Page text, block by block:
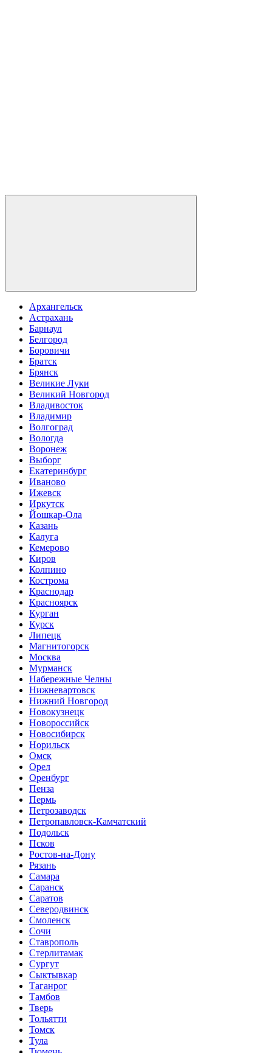
Архангельск
Астрахань
Барнаул
Белгород
Боровичи
Братск
Брянск
Великие Луки
Великий Новгород
Владивосток
Владимир
Волгоград
Вологда
Воронеж
Выборг
Екатеринбург
Иваново
Ижевск
Иркутск
Йошкар-Ола
Казань
Калуга
Кемерово
Киров
Колпино
Кострома
Краснодар
Красноярск
Курган
Курск
Липецк
Магнитогорск
Москва
Мурманск
Набережные Челны
Нижневартовск
Нижний Новгород
Новокузнецк
Новороссийск
Новосибирск
Норильск
Омск
Орел
Оренбург
Пенза
Пермь
Петрозаводск
Петропавловск-Камчатский
Подольск
Псков
Ростов-на-Дону
Рязань
Самара
Саранск
Саратов
Северодвинск
Смоленск
Сочи
Ставрополь
Стерлитамак
Сургут
Сыктывкар
Таганрог
Тамбов
Тверь
Тольятти
Томск
Тула